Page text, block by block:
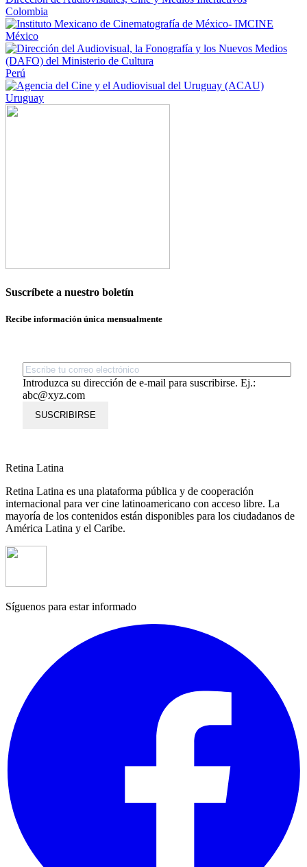
Colombia
México
Perú
Uruguay
Suscríbete a nuestro boletín
Recibe información única mensualmente
Introduzca su dirección de e-mail para suscribirse. Ej.:
abc@xyz.com
SUSCRIBIRSE
Retina Latina
Retina Latina es una plataforma pública y de cooperación
internacional para ver cine latinoamericano con acceso libre. La
mayoría de los contenidos están disponibles para los ciudadanos de
América Latina y el Caribe.
Síguenos para estar informado